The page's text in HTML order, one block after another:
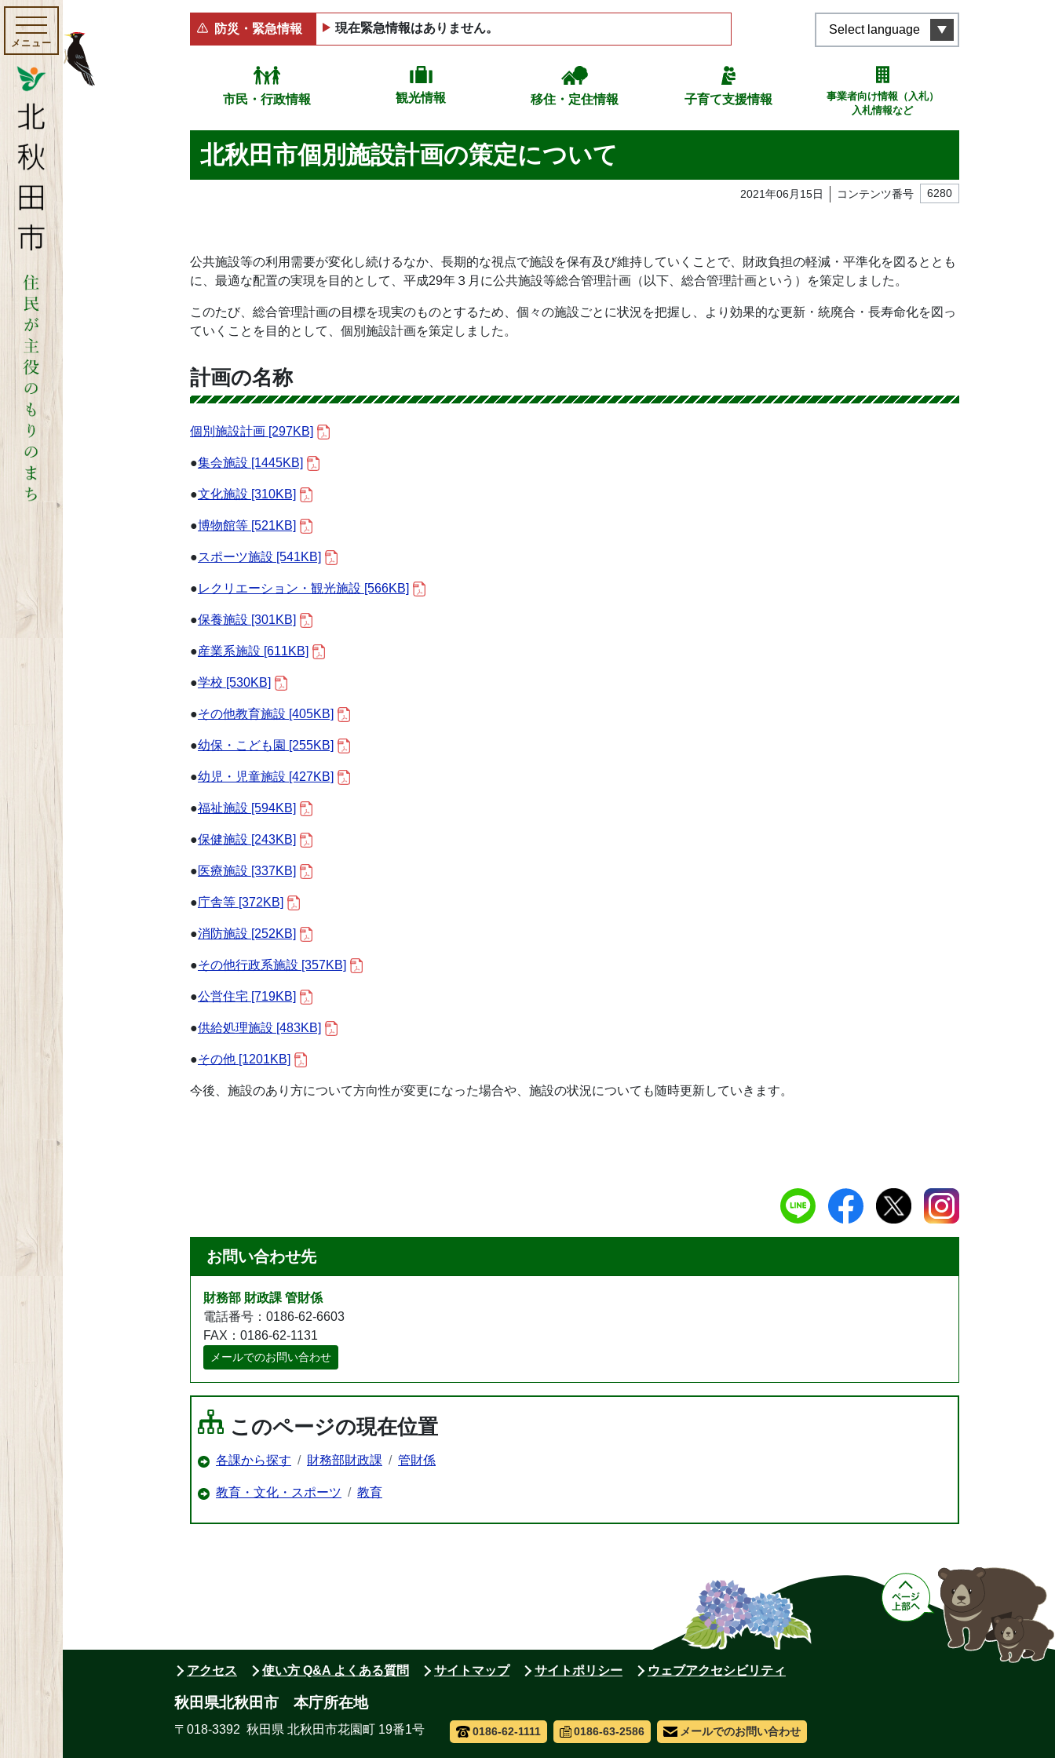
メニュー
防災・緊急情報 現在緊急情報はありません。 Select language
市民・行政情報 観光情報 移住・定住情報 子育て支援情報
事業者向け情報（入札）
入札情報など
北秋田市個別施設計画の策定について
2021年06月15日 コンテンツ番号 6280
公共施設等の利用需要が変化し続けるなか、長期的な視点で施設を保有及び維持していくことで、財政負担の軽減・平準化を図るととも
に、最適な配置の実現を目的として、平成29年３月に公共施設等総合管理計画（以下、総合管理計画という）を策定しました。
このたび、総合管理計画の目標を現実のものとするため、個々の施設ごとに状況を把握し、より効果的な更新・統廃合・長寿命化を図っ
ていくことを目的として、個別施設計画を策定しました。
計画の名称
個別施設計画 [297KB]
●集会施設 [1445KB]
●文化施設 [310KB]
●博物館等 [521KB]
●スポーツ施設 [541KB]
●レクリエーション・観光施設 [566KB]
●保養施設 [301KB]
●産業系施設 [611KB]
●学校 [530KB]
●その他教育施設 [405KB]
●幼保・こども園 [255KB]
●幼児・児童施設 [427KB]
●福祉施設 [594KB]
●保健施設 [243KB]
●医療施設 [337KB]
●庁舎等 [372KB]
●消防施設 [252KB]
●その他行政系施設 [357KB]
●公営住宅 [719KB]
●供給処理施設 [483KB]
●その他 [1201KB]
今後、施設のあり方について方向性が変更になった場合や、施設の状況についても随時更新していきます。
お問い合わせ先
財務部 財政課 管財係
電話番号：0186-62-6603
FAX：0186-62-1131
メールでのお問い合わせ
このページの現在位置
各課から探す 財務部財政課 管財係
教育・文化・スポーツ 教育
アクセス 使い方 Q&A よくある質問 サイトマップ サイトポリシー ウェブアクセシビリティ
秋田県北秋田市 本庁所在地
〒018-3392 秋田県 北秋田市花園町 19番1号 0186-62-1111 0186-63-2586 メールでのお問い合わせ